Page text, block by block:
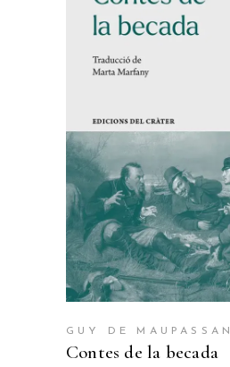
SELECCIONA
GUY DE
Contes de la becada